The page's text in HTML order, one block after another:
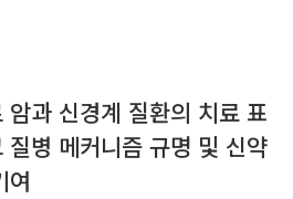
과 신경계 질환의 치료 표
질병 메커니즘 규명 및 신약
여